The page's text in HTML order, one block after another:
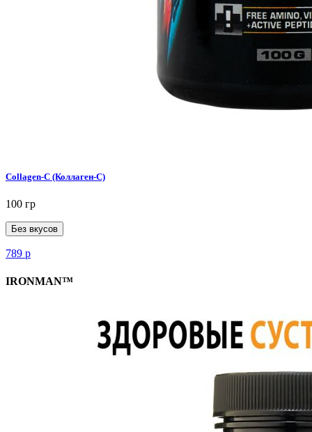
Collagen-C (Коллаген-C)
100 гр
Без вкусов
789 р
IRONMAN™